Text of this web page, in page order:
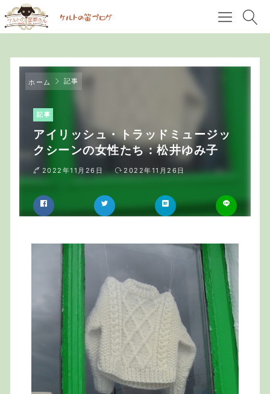
ホーム 記事
記事
アイリッシュ・トラッドミュージッ
クシーンの女性たち：松井ゆみ子
2022年11月26日 2022年11月26日